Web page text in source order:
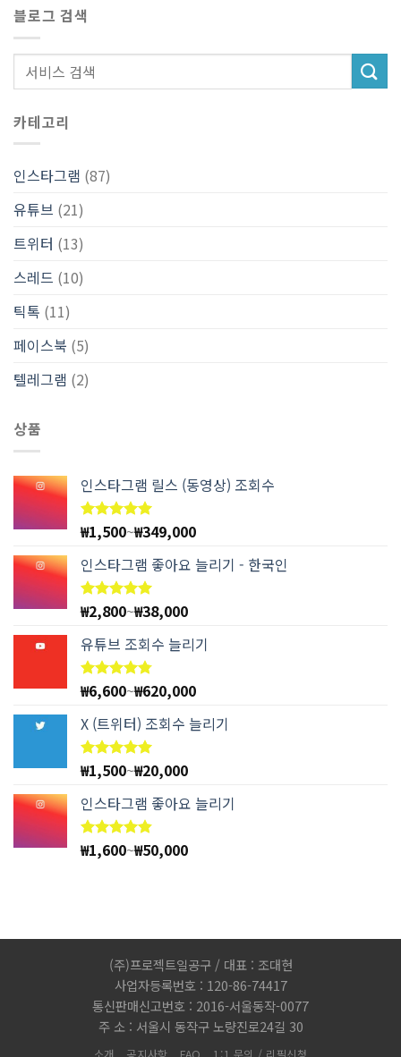
블로그 검색
카테고리
인스타그램 (87)
유튜브 (21)
트위터 (13)
스레드 (10)
틱톡 (11)
페이스북 (5)
텔레그램 (2)
상품
인스타그램 릴스 (동영상) 조회수
5 중에서
4.97
평가됨
₩1,500~₩349,000
인스타그램 좋아요 늘리기 - 한국인
5 중에서
4.94
평가됨
₩2,800~₩38,000
유튜브 조회수 늘리기
5 중에서
4.78
평가됨
₩6,600~₩620,000
X (트위터) 조회수 늘리기
5 중에서
5.00
평가됨
₩1,500~₩20,000
인스타그램 좋아요 늘리기
5 중에서
4.83
₩1,600~₩50,000
(주)프로젝트일공구 / 대표 : 조대현
사업자등록번호 : 120-86-74417
통신판매신고번호 : 2016-서울동작-0077
주 소 : 서울시 동작구 노량진로24길 30